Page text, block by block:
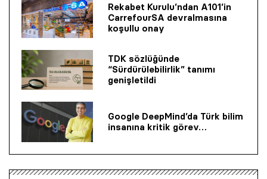
Rekabet Kurulu’ndan A101’in
CarrefourSA devralmasına
koşullu onay
TDK sözlüğünde
“Sürdürülebilirlik” tanımı
genişletildi
Google DeepMind’da Türk bilim
insanına kritik görev…